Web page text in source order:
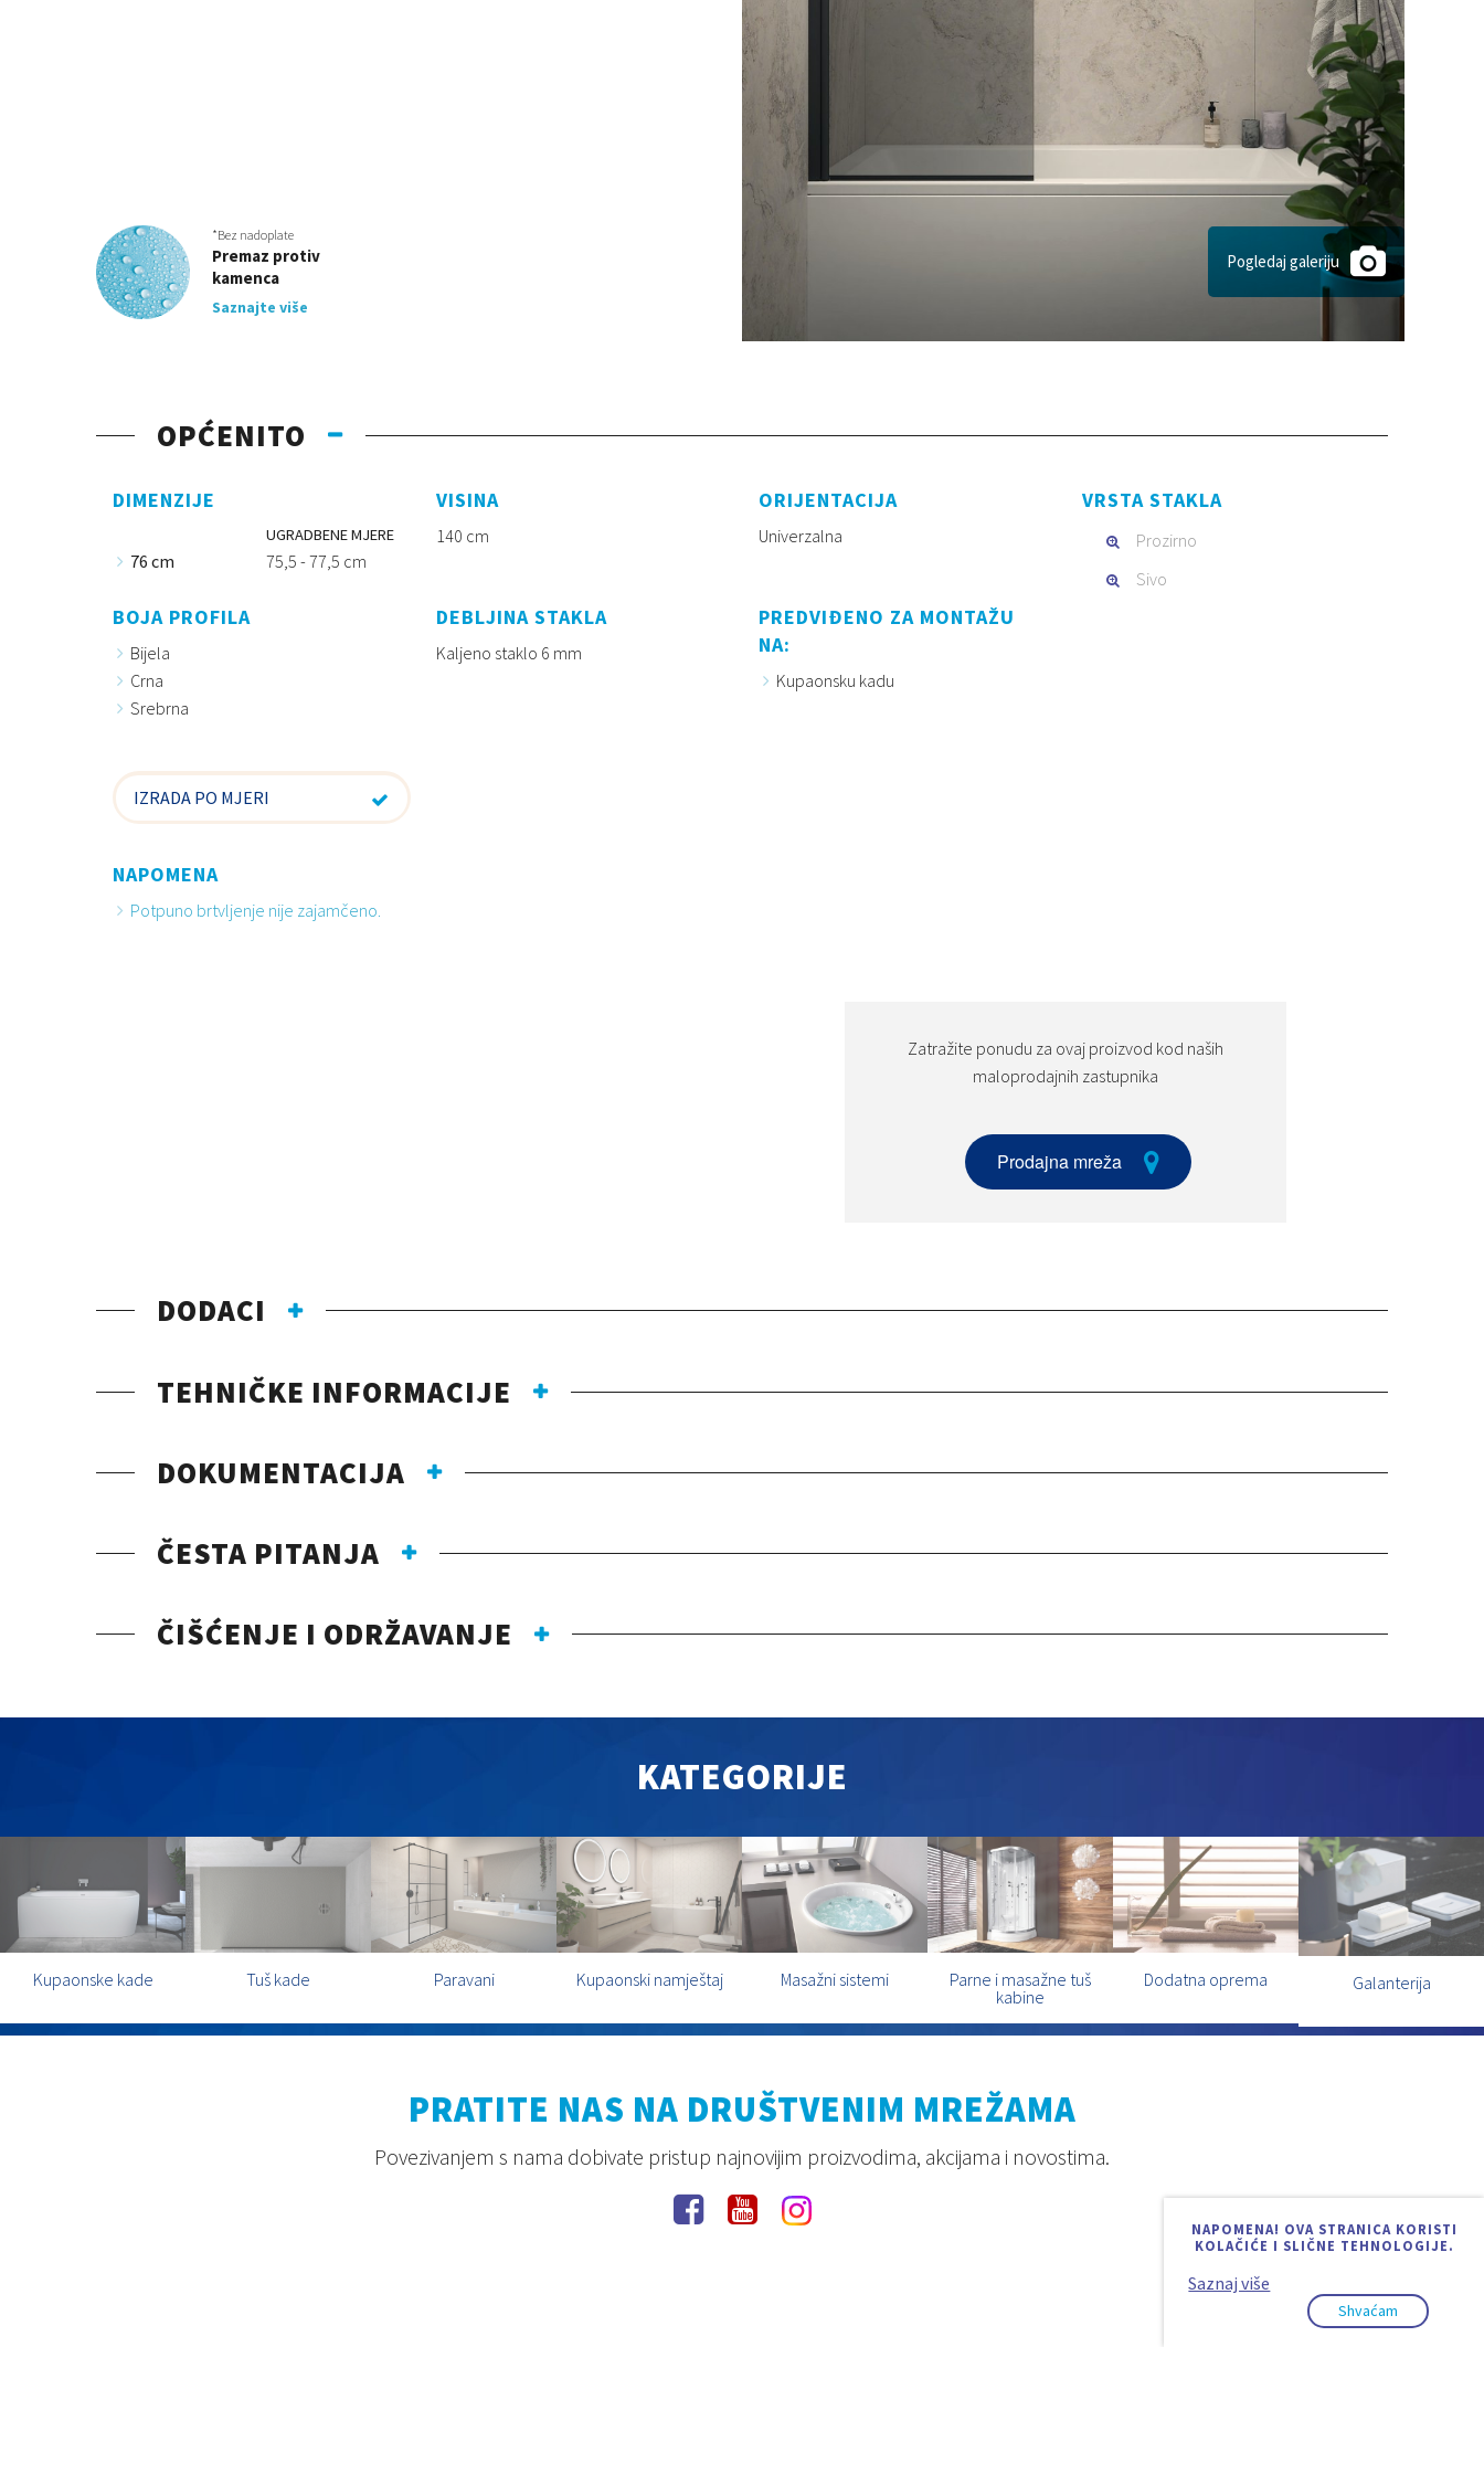
*Bez nadoplate
Premaz protiv
kamenca
Saznajte više
Pogledaj galeriju
OPĆENITO
DIMENZIJE
UGRADBENE MJERE
76 cm 75,5 - 77,5 cm
VISINA
140 cm
ORIJENTACIJA
Univerzalna
VRSTA STAKLA
Prozirno
Sivo
BOJA PROFILA
Bijela
Crna
Srebrna
DEBLJINA STAKLA
Kaljeno staklo 6 mm
PREDVIĐENO ZA MONTAŽU
NA:
Kupaonsku kadu
IZRADA PO MJERI
NAPOMENA
Potpuno brtvljenje nije zajamčeno.
Zatražite ponudu za ovaj proizvod kod naših
maloprodajnih zastupnika
Prodajna mreža
DODACI
TEHNIČKE INFORMACIJE
DOKUMENTACIJA
ČESTA PITANJA
ČIŠĆENJE I ODRŽAVANJE
KATEGORIJE
Kupaonske kade Tuš kade Paravani Kupaonski namještaj Masažni sistemi
Parne i masažne tuš
kabine
Dodatna oprema Galanterija
NAPOMENA! OVA STRANICA KORISTI
KOLAČIĆE I SLIČNE TEHNOLOGIJE.
Saznaj više
Shvaćam
PRATITE NAS NA DRUŠTVENIM MREŽAMA
Povezivanjem s nama dobivate pristup najnovijim proizvodima, akcijama i novostima.